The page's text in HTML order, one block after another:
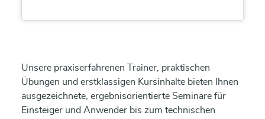
Unsere praxiserfahrenen Trainer, praktischen
Übungen und erstklassigen Kursinhalte bieten Ihnen
ausgezeichnete, ergebnisorientierte Seminare für
Einsteiger und Anwender bis zum technischen